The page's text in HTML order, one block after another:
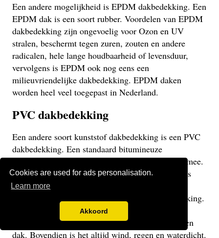
Cookies are used for ads personalisation.
Learn more
Akkoord
Een andere mogelijkheid is EPDM dakbedekking. Een
EPDM dak is een soort rubber. Voordelen van EPDM
dakbedekking zijn ongevoelig voor Ozon en UV
stralen, beschermt tegen zuren, zouten en andere
radicalen, hele lange houdbaarheid of levensduur,
vervolgens is EPDM ook nog eens een
milieuvriendelijke dakbedekking. EPDM daken
worden heel veel toegepast in Nederland.
PVC dakbedekking
Een andere soort kunststof dakbedekking is een PVC
dakbedekking. Een standaard bitumineuze
dakbedekking gaat veelal niet langer dan 15 jaar mee.
Een EPDM of PVC dak gaat veel langer mee en is
daarom een stuk duurzamer. Een PVC dak heeft
dezelfde eigenschappen als een EPDM dakbedekking.
Het gaat weliswaar iets minder lang mee dan een
EPDM dak, maar uiteraard langer dan een bitumen
dak. Bovendien is het altijd wind, regen en waterdicht.